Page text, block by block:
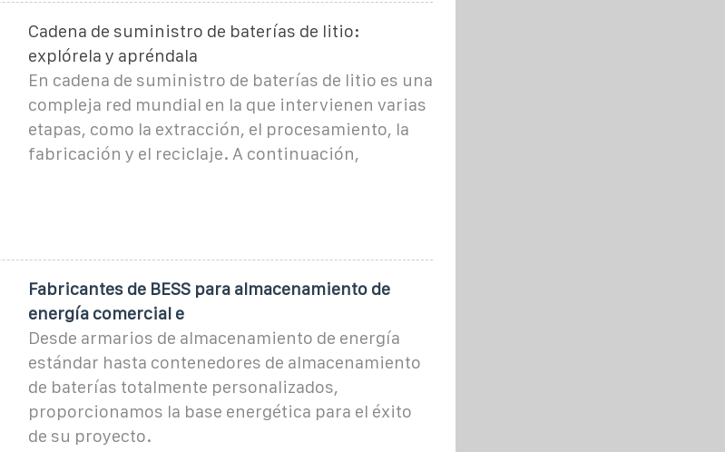
Cadena de suministro de baterías de litio:
explórela y apréndala
En cadena de suministro de baterías de litio es una
compleja red mundial en la que intervienen varias
etapas, como la extracción, el procesamiento, la
fabricación y el reciclaje. A continuación,
Fabricantes de BESS para almacenamiento de
energía comercial e
Desde armarios de almacenamiento de energía
estándar hasta contenedores de almacenamiento
de baterías totalmente personalizados,
proporcionamos la base energética para el éxito
de su proyecto.